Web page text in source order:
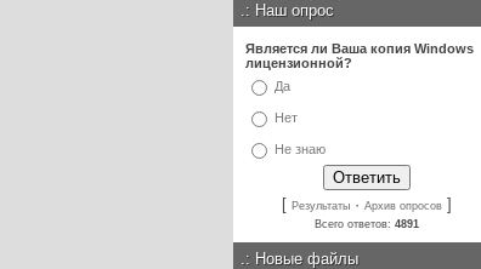
.: Наш опрос
Является ли Ваша копия Windows
лицензионной?
Да
Нет
Не знаю
[ Результаты · Архив опросов ]
Всего ответов: 4891
.: Новые файлы